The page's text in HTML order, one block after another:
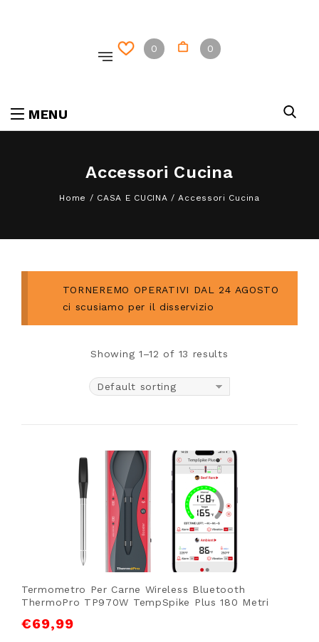
0 0
MENU
Accessori Cucina
Home / CASA E CUCINA /Accessori Cucina
TORNEREMO OPERATIVI DAL 24 AGOSTO
ci scusiamo per il disservizio
Showing 1–12 of 13 results
Default sorting
Termometro Per Carne Wireless Bluetooth
ThermoPro TP970W TempSpike Plus 180 Metri
€69,99